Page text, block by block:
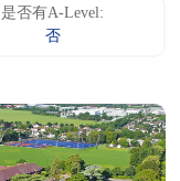
是否有A-Level:
否